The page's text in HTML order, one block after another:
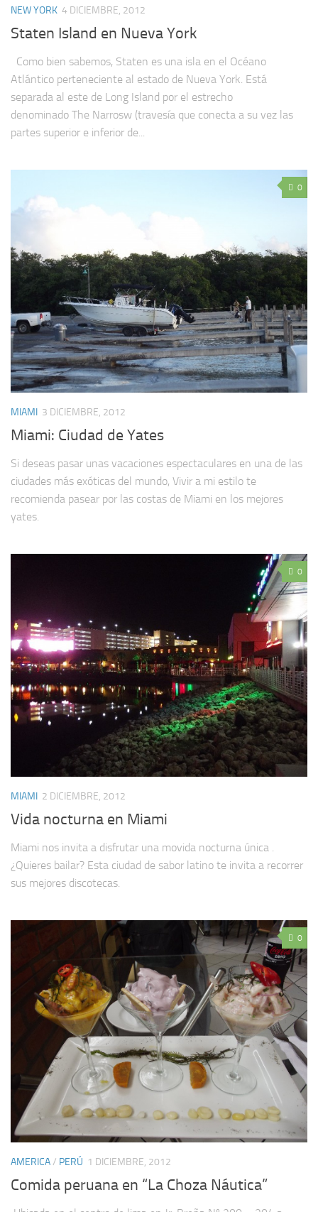
NEW YORK 4 DICIEMBRE, 2012
Staten Island en Nueva York
Como bien sabemos, Staten es una isla en el Océano
Atlántico perteneciente al estado de Nueva York. Está
separada al este de Long Island por el estrecho
denominado The Narrosw (travesía que conecta a su vez las
partes superior e inferior de...
0
MIAMI 3 DICIEMBRE, 2012
Miami: Ciudad de Yates
Si deseas pasar unas vacaciones espectaculares en una de las
ciudades más exóticas del mundo, Vivir a mi estilo te
recomienda pasear por las costas de Miami en los mejores
yates.
0
MIAMI 2 DICIEMBRE, 2012
Vida nocturna en Miami
Miami nos invita a disfrutar una movida nocturna única .
¿Quieres bailar? Esta ciudad de sabor latino te invita a recorrer
sus mejores discotecas.
0
AMERICA/ PERÚ 1 DICIEMBRE, 2012
Comida peruana en “La Choza Náutica”